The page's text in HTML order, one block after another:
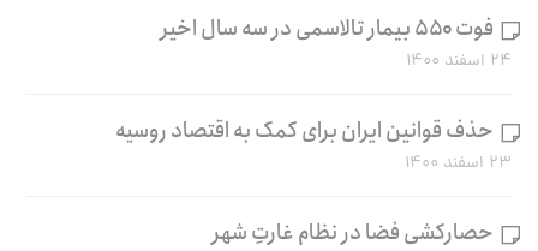
فوت ۵۵۰ بیمار تالاسمی در سه سال اخیر
۲۴ اسفند ۱۴۰۰
حذف قوانین ایران برای کمک به اقتصاد روسیه
۲۳ اسفند ۱۴۰۰
حصارکشی فضا در نظام غارتِ شهر